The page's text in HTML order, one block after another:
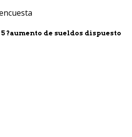
?aumento de sueldos dispuesto